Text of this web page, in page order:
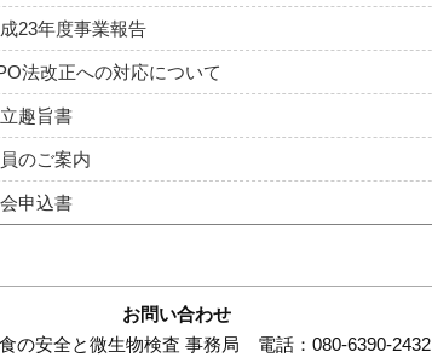
23年度事業報告
法改正への対応について
趣旨書
のご案内
申込書
お問い合わせ
の安全と微生物検査 事務局 電話：080-6390-2432